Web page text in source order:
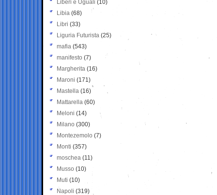
Liberi e Uguali (10)
Libia (68)
Libri (33)
Liguria Futurista (25)
mafia (543)
manifesto (7)
Margherita (16)
Maroni (171)
Mastella (16)
Mattarella (60)
Meloni (14)
Milano (300)
Montezemolo (7)
Monti (357)
moschea (11)
Musso (10)
Muti (10)
Napoli (319)